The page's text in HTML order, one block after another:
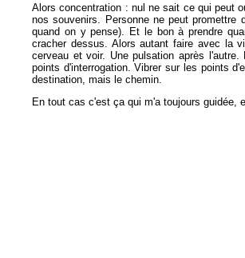
Alors concentration : nul ne sait ce qui peut
nos souvenirs. Personne ne peut promettre
quand on y pense). Et le bon à prendre
cracher dessus. Alors autant faire avec la
cerveau et voir. Une pulsation après
points d'interrogation. Vibrer sur les points
destination, mais le chemin.
En tout cas c'est ça qui m'a toujours guidée,